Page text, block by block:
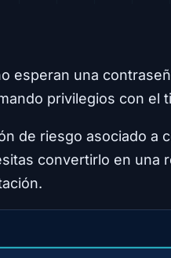
esperan una
privilegios con el
de riesgo asociado
convertirlo en una